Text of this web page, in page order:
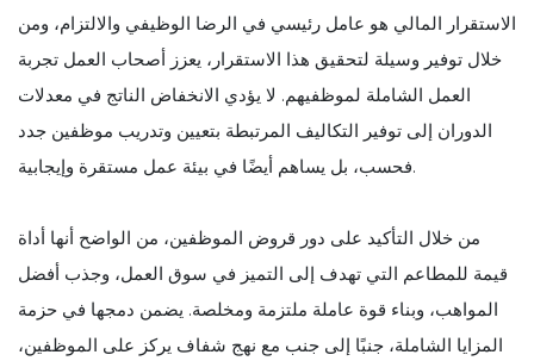
الاستقرار المالي هو عامل رئيسي في الرضا الوظيفي والالتزام، ومن
خلال توفير وسيلة لتحقيق هذا الاستقرار، يعزز أصحاب العمل تجربة
العمل الشاملة لموظفيهم. لا يؤدي الانخفاض الناتج في معدلات
الدوران إلى توفير التكاليف المرتبطة بتعيين وتدريب موظفين جدد
فحسب، بل يساهم أيضًا في بيئة عمل مستقرة وإيجابية.
من خلال التأكيد على دور قروض الموظفين، من الواضح أنها أداة
قيمة للمطاعم التي تهدف إلى التميز في سوق العمل، وجذب أفضل
المواهب، وبناء قوة عاملة ملتزمة ومخلصة. يضمن دمجها في حزمة
المزايا الشاملة، جنبًا إلى جنب مع نهج شفاف يركز على الموظفين،